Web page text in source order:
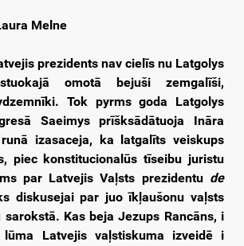
Melne
prezidents nav cielīs nu Latgolys
omotā bejuši zemgalīši,
Tok pyrms goda Latgolys
Saeimys prīšksādātuoja Ināra
izasaceja, ka latgalīts veiskups
piec konstitucionalūs tīseibu juristu
par Latvejis Vaļsts prezidentu de
diskusejai par juo īkļaušonu vaļsts
sarokstā. Kas beja Jezups Rancāns, i
Latvejis vaļstiskuma izveidē i